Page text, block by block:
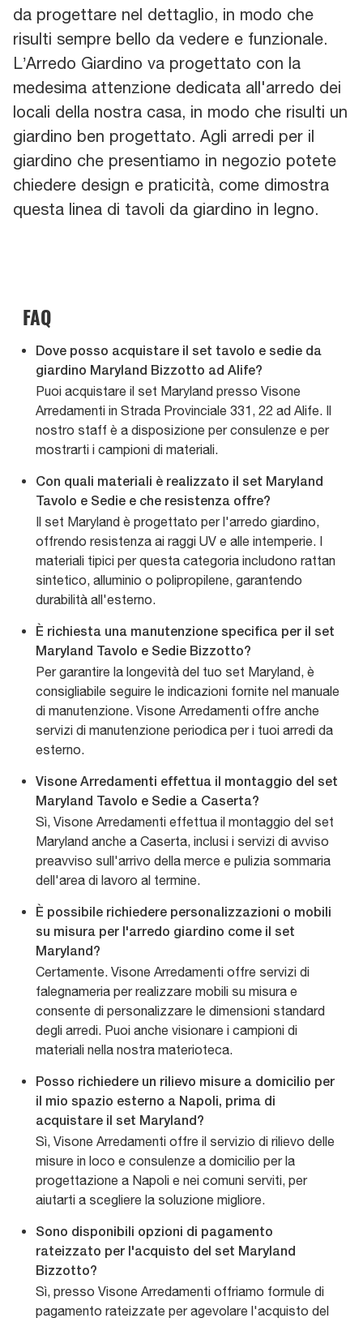
da progettare nel dettaglio, in modo che
risulti sempre bello da vedere e funzionale.
L’Arredo Giardino va progettato con la
medesima attenzione dedicata all'arredo dei
locali della nostra casa, in modo che risulti un
giardino ben progettato. Agli arredi per il
giardino che presentiamo in negozio potete
chiedere design e praticità, come dimostra
questa linea di tavoli da giardino in legno.
FAQ
Dove posso acquistare il set tavolo e sedie da
giardino Maryland Bizzotto ad Alife?
Puoi acquistare il set Maryland presso Visone
Arredamenti in Strada Provinciale 331, 22 ad Alife. Il
nostro staff è a disposizione per consulenze e per
mostrarti i campioni di materiali.
Con quali materiali è realizzato il set Maryland
Tavolo e Sedie e che resistenza offre?
Il set Maryland è progettato per l'arredo giardino,
offrendo resistenza ai raggi UV e alle intemperie. I
materiali tipici per questa categoria includono rattan
sintetico, alluminio o polipropilene, garantendo
durabilità all'esterno.
È richiesta una manutenzione specifica per il set
Maryland Tavolo e Sedie Bizzotto?
Per garantire la longevità del tuo set Maryland, è
consigliabile seguire le indicazioni fornite nel manuale
di manutenzione. Visone Arredamenti offre anche
servizi di manutenzione periodica per i tuoi arredi da
esterno.
Visone Arredamenti effettua il montaggio del set
Maryland Tavolo e Sedie a Caserta?
Sì, Visone Arredamenti effettua il montaggio del set
Maryland anche a Caserta, inclusi i servizi di avviso
preavviso sull'arrivo della merce e pulizia sommaria
dell'area di lavoro al termine.
È possibile richiedere personalizzazioni o mobili
su misura per l'arredo giardino come il set
Maryland?
Certamente. Visone Arredamenti offre servizi di
falegnameria per realizzare mobili su misura e
consente di personalizzare le dimensioni standard
degli arredi. Puoi anche visionare i campioni di
materiali nella nostra materioteca.
Posso richiedere un rilievo misure a domicilio per
il mio spazio esterno a Napoli, prima di
acquistare il set Maryland?
Sì, Visone Arredamenti offre il servizio di rilievo delle
misure in loco e consulenze a domicilio per la
progettazione a Napoli e nei comuni serviti, per
aiutarti a scegliere la soluzione migliore.
Sono disponibili opzioni di pagamento
rateizzato per l'acquisto del set Maryland
Bizzotto?
Sì, presso Visone Arredamenti offriamo formule di
pagamento rateizzate per agevolare l'acquisto del